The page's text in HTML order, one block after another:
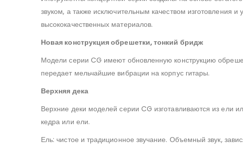
звуком, а также исключительным качеством изготовления
высококачественных материалов.
Новая конструкция обрешетки, тонкий бридж
Модели серии CG имеют обновленную конструкцию
передает мельчайшие вибрации на корпус гитары.
Верхняя дека
Верхние деки моделей серии CG изготавливаются из ели
кедра или ели.
Ель: чистое и традиционное звучание. Объемный звук,